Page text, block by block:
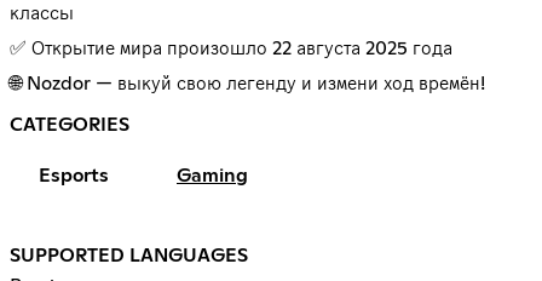
классы
✅ Открытие мира произошло 22 августа 2025 года
🌐 Nozdor — выкуй свою легенду и измени ход времён!
CATEGORIES
Esports Gaming
SUPPORTED LANGUAGES